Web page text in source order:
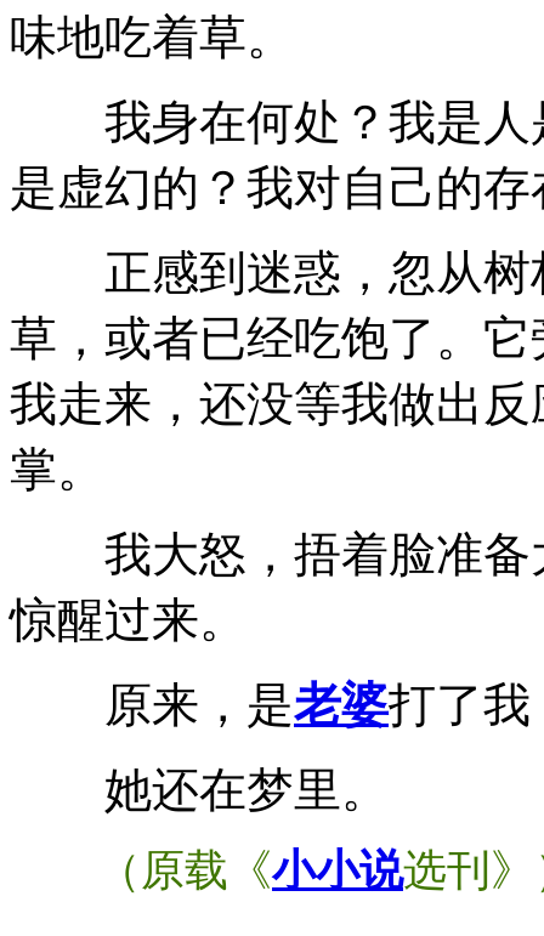
味地吃着草。
我身在何处？我是人
是虚幻的？我对自己的
正感到迷惑，忽从树
草，或者已经吃饱了。
我走来，还没等我做出
掌。
我大怒，捂着脸准备
惊醒过来。
原来，是老婆打了我
她还在梦里。
（原载《小小说选刊》